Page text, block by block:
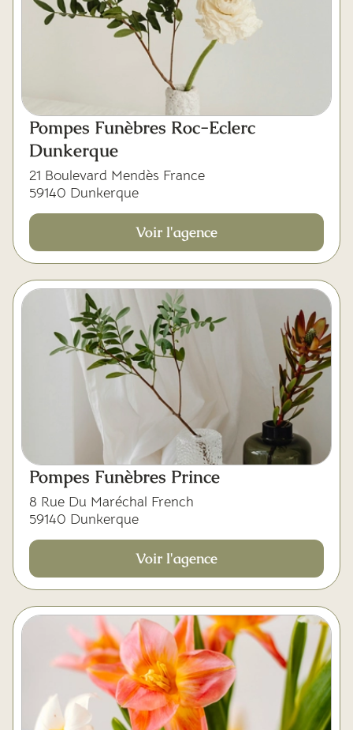
Pompes Funèbres Roc-Eclerc
Dunkerque
21 Boulevard Mendès France
59140 Dunkerque
Voir l'agence
Pompes Funèbres Prince
8 Rue Du Maréchal French
59140 Dunkerque
Voir l'agence